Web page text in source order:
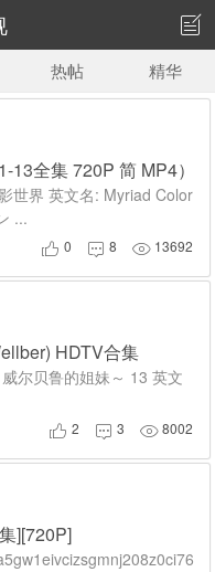

热帖 精华
全集 720P 简 MP4）
世界 英文名: Myriad Color
...
 0  8  13692
HDTV合集
尔贝鲁的姐妹～ 13 英文
 2  3 8002
][720P]